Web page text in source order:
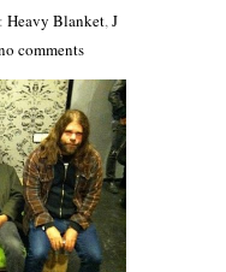
Heavy Blanket,J
comments